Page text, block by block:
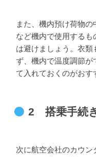
また、機内預け荷物
など機内で使用する
は避けましょう。衣
ず、機内で温度調節が
て入れておくのがおす
2 搭乗手続
次に航空会社のカウン